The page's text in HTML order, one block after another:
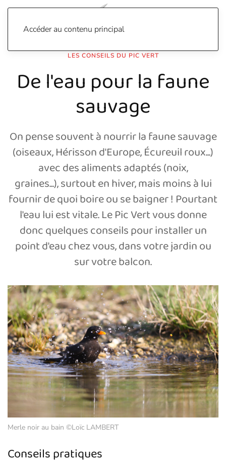
Accéder au contenu principal
LES CONSEILS DU PIC VERT
De l'eau pour la faune
sauvage
On pense souvent à nourrir la faune sauvage
(oiseaux,Hérisson d'Europe,Écureuil roux...)
avec des aliments adaptés (noix,
graines...),surtout en hiver,mais moins à lui
fournir de quoi boire ou se baigner ! Pourtant
l'eau lui est vitale. Le Pic Vert vous donne
donc quelques conseils pour installer un
point d'eau chez vous, dans votre jardin ou
sur votre balcon.
Merle noir au bain ©Loïc LAMBERT
Conseils pratiques